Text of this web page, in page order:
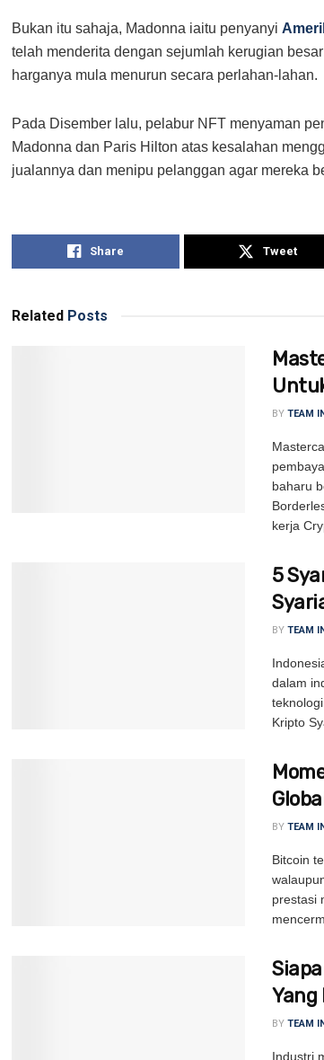
Bukan itu sahaja, Madonna iaitu penyanyi
telah menderita dengan sejumlah kerugian
harganya mula menurun secara perlahan-lahan.
Pada Disember lalu, pelabur NFT menyaman
Madonna dan Paris Hilton atas kesalahan
jualannya dan menipu pelanggan agar mereka
Share Tweet
Related Posts
BY TEAM
baharu
kerja
5
BY TEAM
dalam
Kripto
BY TEAM
Bitcoin
prestasi
Yang
BY TEAM
Industri